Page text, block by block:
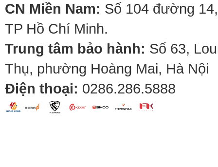
CN Miền Nam: Số 104 đường
TP Hồ Chí Minh.
Trung tâm bảo hành: Số 63,
Thụ, phường Hoàng Mai, Hà Nội
Điện thoại: 0286.286.5888